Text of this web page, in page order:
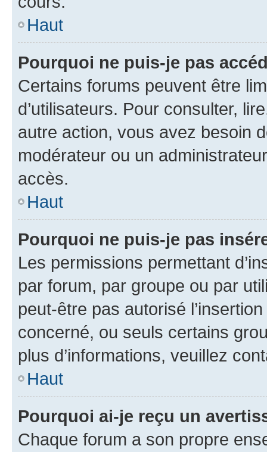
Haut
Pourquoi ne puis-je pas
Certains forums peuvent être
d’utilisateurs. Pour consulter,
autre action, vous avez besoin
modérateur ou un
accès.
Haut
Pourquoi ne puis-je pas
Les permissions permettant
par forum, par groupe ou par
peut-être pas autorisé
concerné, ou seuls certains
plus d’informations, veuillez
Haut
Pourquoi ai-je reçu un
Chaque forum a son propre